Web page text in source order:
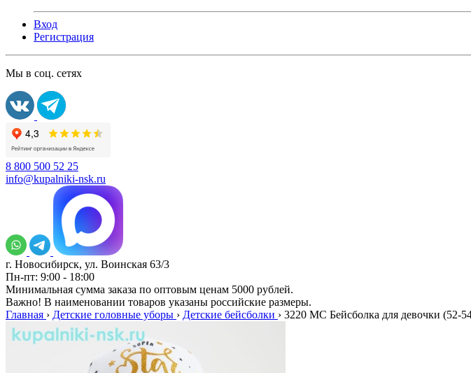
Вход
Регистрация
Мы в соц. сетях
8 800 500 52 25
info@kupalniki-nsk.ru
г. Новосибирск, ул. Воинская 63/3
Пн-пт: 9:00 - 18:00
Минимальная сумма заказа по оптовым ценам 5000 рублей.
Важно! В наименовании товаров указаны российские размеры.
Главная › Детские головные уборы › Детские бейсболки › 3220 МC Бейсболка для девочки (52-